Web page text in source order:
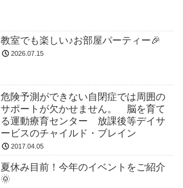
教室でも楽しい♪お部屋パーティー🎉
2026.07.15
危険予測ができない自閉症では周囲の
サポートが欠かせません。 脳を育て
る運動療育センター 放課後等デイサ
ービスのチャイルド・ブレイン
2017.04.05
夏休み目前！今年のイベントをご紹介
🌞